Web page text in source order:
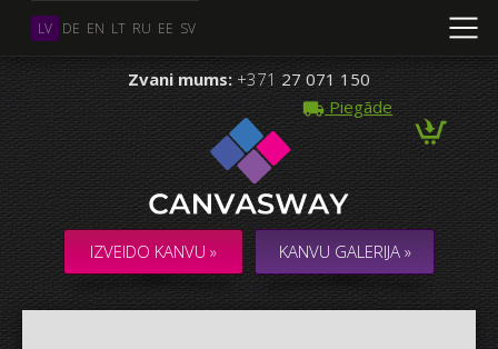
LV DE EN LT RU EE SV
Zvani mums: +371 27 071 150
Piegāde
IZVEIDO KANVU » KANVU GALERIJA »
Vairāki Foto
KOLĀŽA / KOMPOZĪCIJA no vairākiem Foto